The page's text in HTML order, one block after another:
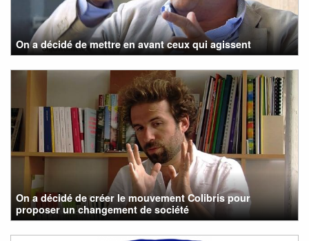
On a décidé de mettre en avant ceux qui agissent
On a décidé de créer le mouvement Colibris pour
proposer un changement de société